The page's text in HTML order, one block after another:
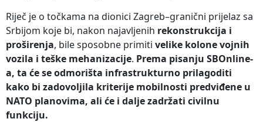
Riječ je o točkama na dionici Zagreb–granični prijelaz sa
Srbijom koje bi, nakon najavljenih rekonstrukcija i
proširenja, bile sposobne primiti velike kolone vojnih
vozila i teške mehanizacije. Prema pisanju SBOnline-
a, ta će se odmorišta infrastrukturno prilagoditi
kako bi zadovoljila kriterije mobilnosti predviđene u
NATO planovima, ali će i dalje zadržati civilnu
funkciju.